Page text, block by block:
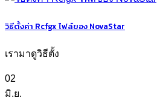
วิธีตั้งค่า Rcfgx ไฟล์ของ NovaStar
เรามาดูวิธีตั้ง
02
มิ.ย.